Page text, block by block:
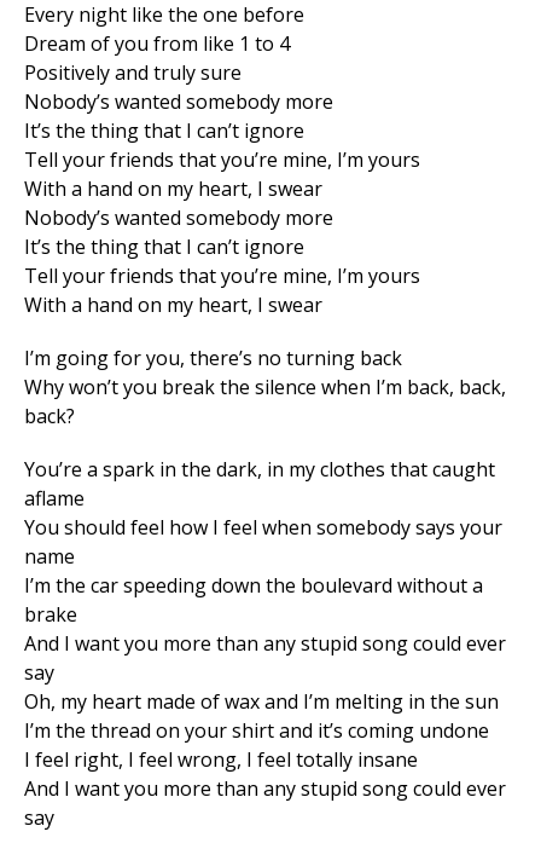
Every night like the one before
Dream of you from like 1 to 4
Positively and truly sure
Nobody’s wanted somebody more
It’s the thing that I can’t ignore
Tell your friends that you’re mine, I’m yours
With a hand on my heart, I swear
Nobody’s wanted somebody more
It’s the thing that I can’t ignore
Tell your friends that you’re mine, I’m yours
With a hand on my heart, I swear
I’m going for you, there’s no turning back
Why won’t you break the silence when I’m back, back,
back?
You’re a spark in the dark, in my clothes that caught
aflame
You should feel how I feel when somebody says your
name
I’m the car speeding down the boulevard without a
brake
And I want you more than any stupid song could ever
say
Oh, my heart made of wax and I’m melting in the sun
I’m the thread on your shirt and it’s coming undone
I feel right, I feel wrong, I feel totally insane
And I want you more than any stupid song could ever
say
Reddit
Pinterest
Email